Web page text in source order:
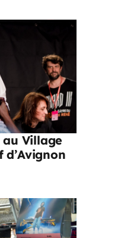
Village